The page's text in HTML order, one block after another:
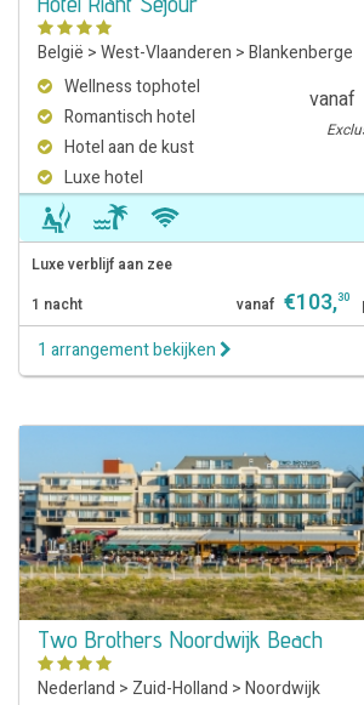
België >West-Vlaanderen >Blankenberge
Wellness tophotel
Romantisch hotel
Hotel aan de kust
Luxe hotel
vanaf
Luxe verblijf aan zee
1 nacht
vanaf €103,30
1 arrangement bekijken
Two Brothers Noordwijk Beach
Nederland > Zuid-Holland >Noordwijk